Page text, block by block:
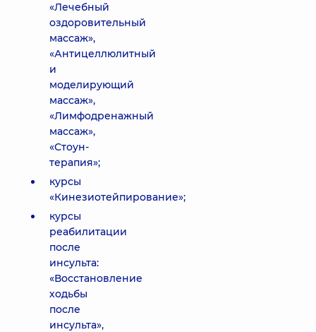
«Лечебный
оздоровительный
массаж»,
«Антицеллюлитный
и
моделирующий
массаж»,
«Лимфодренажный
массаж»,
«Стоун-
терапия»;
курсы
«Кинезиотейпирование»;
курсы
реабилитации
после
инсульта:
«Восстановление
ходьбы
после
инсульта»,